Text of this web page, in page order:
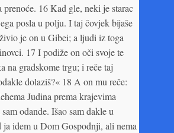
16 Kad gle, neki je starac
posla u polju. I taj čovjek bijaše
je on u Gibei; a ljudi iz toga
17 I podiže on oči svoje te
na gradskome trgu; i reče taj
dolaziš?« 18 A on mu reče:
Judina prema krajevima
odande. Išao sam dakle u
ja idem u Dom Gospodnji, ali nema